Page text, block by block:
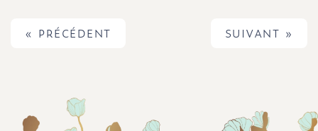
« PRÉCÉDENT SUIVANT »